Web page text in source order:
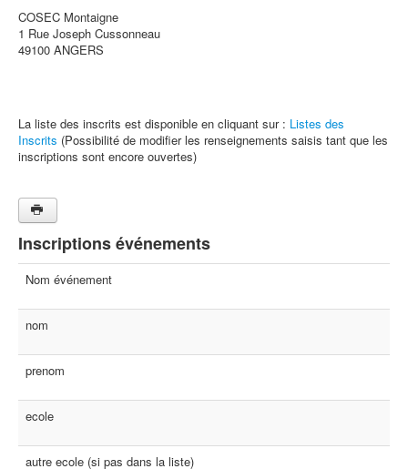
COSEC Montaigne
1 Rue Joseph Cussonneau
49100 ANGERS
La liste des inscrits est disponible en cliquant sur : Listes des
Inscrits (Possibilité de modifier les renseignements saisis tant que les
inscriptions sont encore ouvertes)
Inscriptions événements
Nom événement
nom
prenom
ecole
autre ecole (si pas dans la liste)